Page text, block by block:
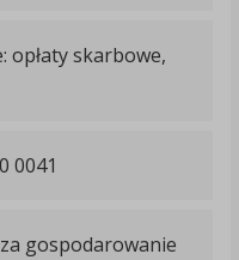
opłaty skarbowe,
0041
gospodarowanie